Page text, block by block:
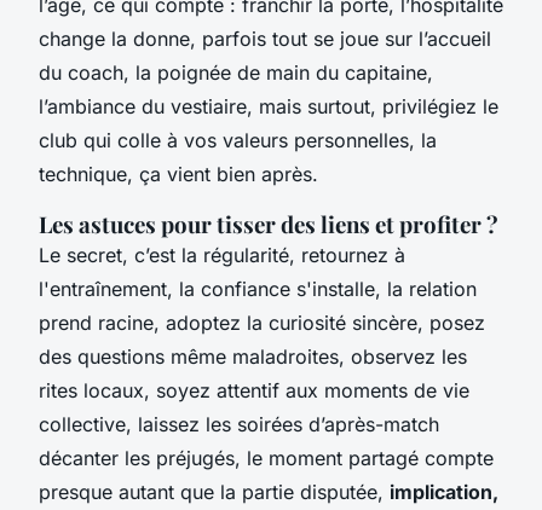
change la donne, parfois tout se joue sur l’accueil
du coach, la poignée de main du capitaine,
l’ambiance du vestiaire, mais surtout, privilégiez le
club qui colle à vos valeurs personnelles, la
technique, ça vient bien après.
Les astuces pour tisser des liens et profiter ?
Le secret, c’est la régularité, retournez à
l'entraînement, la confiance s'installe, la relation
prend racine, adoptez la curiosité sincère, posez
des questions même maladroites, observez les
rites locaux, soyez attentif aux moments de vie
collective, laissez les soirées d’après-match
décanter les préjugés, le moment partagé compte
presque autant que la partie disputée, implication,